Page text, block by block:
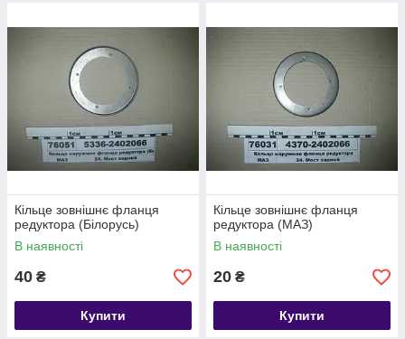
Кільце зовнішнє фланця
редуктора (Білорусь)
В наявності
40 ₴
Купити
Кільце зовнішнє фланця
редуктора (МАЗ)
В наявності
20 ₴
Купити